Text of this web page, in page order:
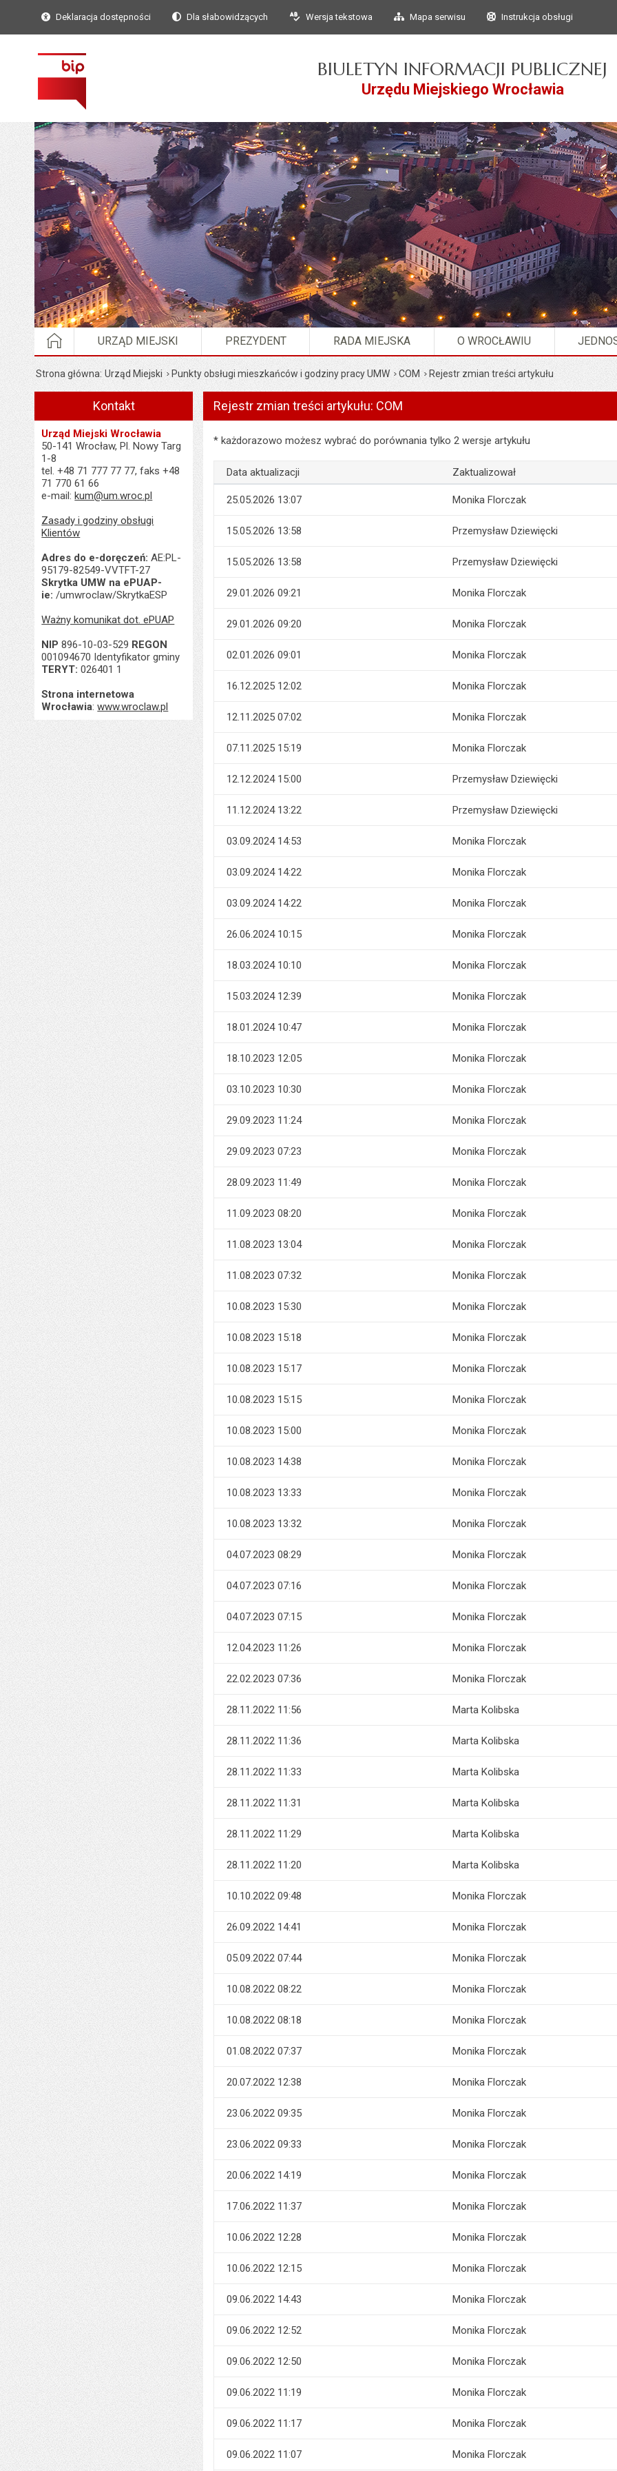
Przejdź do głównego
Przejdź do treści
Deklaracja dostępności Dla słabowidzących Wersja tekstowa Mapa serwisu Instrukcja obsługi
BIULETYN INFORMACJI PUBLICZNEJ
Urzędu Miejskiego Wrocławia
STRONA GŁÓWNA
URZĄD MIEJSKI PREZYDENT RADA MIEJSKA O WROCŁAWIU
Strona główna Urząd Miejski Punkty obsługi mieszkańców i godziny pracy UMW COM Rejestr zmian treści artykułu
Kontakt
Urząd Miejski Wrocławia
50-141 Wrocław, Pl. Nowy Targ
1-8
tel. +48 71 777 77 77, faks +48
71 770 61 66
e-mail:kum@um.wroc.pl
Zasady i godziny obsługi
Klientów
Adres do e-doręczeń: AE:PL-
95179-82549-VVTFT-27
Skrytka UMW na ePUAP-
ie: /umwroclaw/SkrytkaESP
Ważny komunikat dot. ePUAP
NIP 896-10-03-529 REGON
001094670 Identyfikator gminy
TERYT: 026401 1
Strona internetowa
Wrocławia:www.wroclaw.pl
Rejestr zmian treści artykułu: COM
Rejestr zmian treści artykułu: COM
* każdorazowo możesz wybrać do porównania tylko 2 wersje artykułu
Data aktualizacji Zaktualizował
25.05.2026 13:07 Monika Florczak
15.05.2026 13:58 Przemysław Dziewięcki
15.05.2026 13:58 Przemysław Dziewięcki
29.01.2026 09:21 Monika Florczak
29.01.2026 09:20 Monika Florczak
02.01.2026 09:01 Monika Florczak
16.12.2025 12:02 Monika Florczak
12.11.2025 07:02 Monika Florczak
07.11.2025 15:19 Monika Florczak
12.12.2024 15:00 Przemysław Dziewięcki
11.12.2024 13:22 Przemysław Dziewięcki
03.09.2024 14:53 Monika Florczak
03.09.2024 14:22 Monika Florczak
03.09.2024 14:22 Monika Florczak
26.06.2024 10:15 Monika Florczak
18.03.2024 10:10 Monika Florczak
15.03.2024 12:39 Monika Florczak
18.01.2024 10:47 Monika Florczak
18.10.2023 12:05 Monika Florczak
03.10.2023 10:30 Monika Florczak
29.09.2023 11:24 Monika Florczak
29.09.2023 07:23 Monika Florczak
28.09.2023 11:49 Monika Florczak
11.09.2023 08:20 Monika Florczak
11.08.2023 13:04 Monika Florczak
11.08.2023 07:32 Monika Florczak
10.08.2023 15:30 Monika Florczak
10.08.2023 15:18 Monika Florczak
10.08.2023 15:17 Monika Florczak
10.08.2023 15:15 Monika Florczak
10.08.2023 15:00 Monika Florczak
10.08.2023 14:38 Monika Florczak
10.08.2023 13:33 Monika Florczak
10.08.2023 13:32 Monika Florczak
04.07.2023 08:29 Monika Florczak
04.07.2023 07:16 Monika Florczak
04.07.2023 07:15 Monika Florczak
12.04.2023 11:26 Monika Florczak
22.02.2023 07:36 Monika Florczak
28.11.2022 11:56 Marta Kolibska
28.11.2022 11:36 Marta Kolibska
28.11.2022 11:33 Marta Kolibska
28.11.2022 11:31 Marta Kolibska
28.11.2022 11:29 Marta Kolibska
28.11.2022 11:20 Marta Kolibska
10.10.2022 09:48 Monika Florczak
26.09.2022 14:41 Monika Florczak
05.09.2022 07:44 Monika Florczak
10.08.2022 08:22 Monika Florczak
10.08.2022 08:18 Monika Florczak
01.08.2022 07:37 Monika Florczak
20.07.2022 12:38 Monika Florczak
23.06.2022 09:35 Monika Florczak
23.06.2022 09:33 Monika Florczak
20.06.2022 14:19 Monika Florczak
17.06.2022 11:37 Monika Florczak
10.06.2022 12:28 Monika Florczak
10.06.2022 12:15 Monika Florczak
09.06.2022 14:43 Monika Florczak
09.06.2022 12:52 Monika Florczak
09.06.2022 12:50 Monika Florczak
09.06.2022 11:19 Monika Florczak
09.06.2022 11:17 Monika Florczak
09.06.2022 11:07 Monika Florczak